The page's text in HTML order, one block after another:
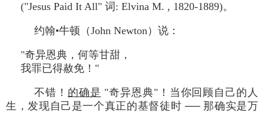
("Jesus Paid It All" 词: Elvina M. , 1820-1889)。
约翰•牛顿（John Newton）说：
"奇异恩典，何等甘甜，
我罪已得赦免！"
不错！ 的确是 "奇异恩典"！当你回顾自己的人
生，发现自己是一个真正的基督徒时 ── 那确实是万